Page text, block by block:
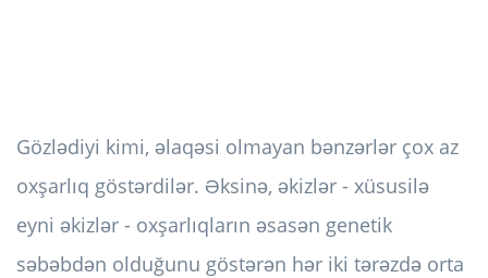
Gözlədiyi kimi, əlaqəsi olmayan bənzərlər çox az
oxşarlıq göstərdilər. Əksinə, əkizlər - xüsusilə
eyni əkizlər - oxşarlıqların əsasən genetik
səbəbdən olduğunu göstərən hər iki tərəzdə orta